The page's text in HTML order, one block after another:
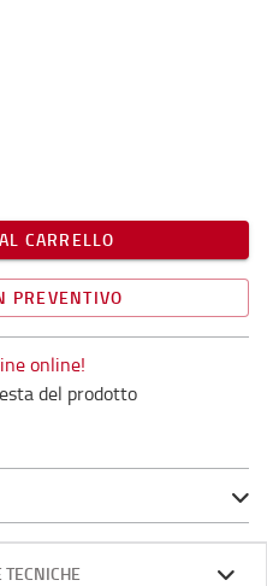
CARRELLO
PREVENTIVO
online!
del prodotto
TECNICHE